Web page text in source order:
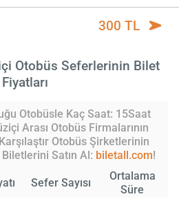
300 TL
Otobüs Seferlerinin Bilet
Fiyatları
Otobüsle Kaç Saat: 15Saat
Arası Otobüs Firmalarının
Otobüs Şirketlerinin
Satın Al: biletall.com!
Sefer Sayısı
Ortalama
Süre